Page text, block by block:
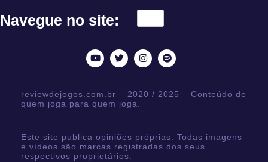
Navegue no site:
reviewdejogos.com.br – 2020 / 2025 – Conteúdo de
quem joga para quem joga.
Este site publica opiniões próprias. Todas imagens
e vídeos são marcas registradas dos seus
respectivos proprietários.